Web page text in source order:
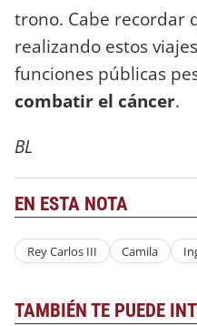
trono. Cabe recordar
realizando estos
funciones públicas
combatir el cáncer.
BL
EN ESTA NOTA
Rey Carlos III Camila
TAMBIÉN TE PUEDE